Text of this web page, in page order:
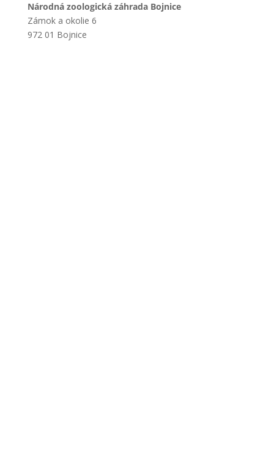
Národná zoologická záhrada Bojnice
Zámok a okolie 6
972 01 Bojnice